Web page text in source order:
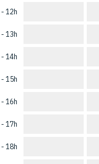
12h
13h
14h
15h
16h
17h
18h